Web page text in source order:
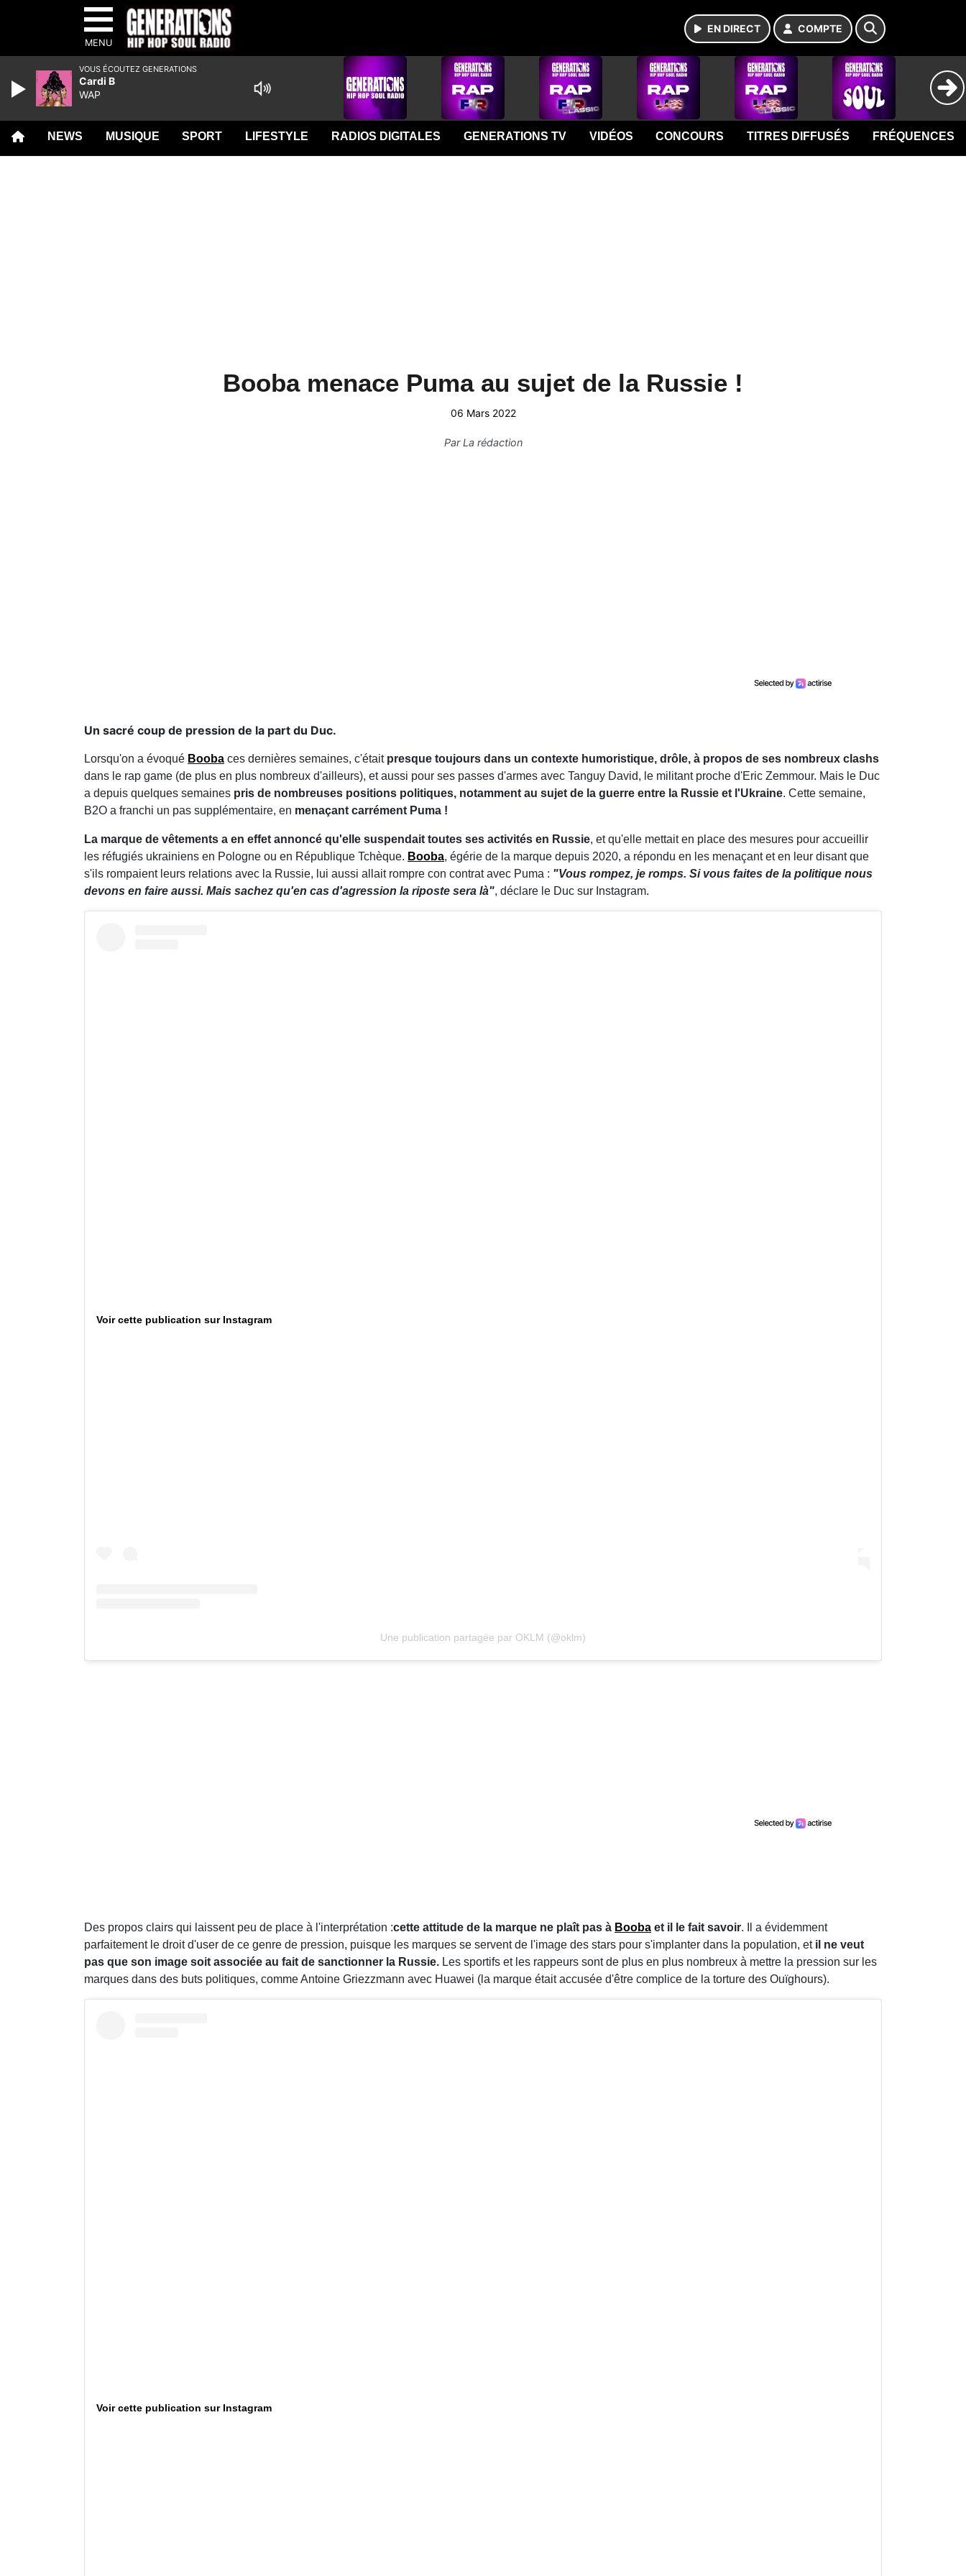
MENU
EN DIRECT COMPTE
NEWS MUSIQUE SPORT LIFESTYLE RADIOS DIGITALES GENERATIONS TV VIDÉOS CONCOURS TITRES DIFFUSÉS FRÉQUENCES
Booba menace Puma au sujet de la Russie !
06 Mars 2022
ParLa rédaction
Un sacré coup de pression de la part du Duc.
Lorsqu'on a évoqué Booba ces dernières semaines, c'était presque toujours dans un contexte humoristique, drôle, à propos de ses nombreux clashs
dans le rap game (de plus en plus nombreux d'ailleurs), et aussi pour ses passes d'armes avec Tanguy David, le militant proche d'Eric Zemmour. Mais le Duc
a depuis quelques semaines pris de nombreuses positions politiques, notamment au sujet de la guerre entre la Russie et l'Ukraine. Cette semaine,
B2O a franchi un pas supplémentaire, en menaçant carrément Puma !
La marque de vêtements a en effet annoncé qu'elle suspendait toutes ses activités en Russie, et qu'elle mettait en place des mesures pour accueillir
les réfugiés ukrainiens en Pologne ou en République Tchèque. Booba, égérie de la marque depuis 2020, a répondu en les menaçant et en leur disant que
s'ils rompaient leurs relations avec la Russie, lui aussi allait rompre con contrat avec Puma : "Vous rompez, je romps. Si vous faites de la politique nous
devons en faire aussi. Mais sachez qu'en cas d'agression la riposte sera là", déclare le Duc sur Instagram.
Voir cette publication sur Instagram
Une publication partagée par OKLM (@oklm)
Des propos clairs qui laissent peu de place à l'interprétation :cette attitude de la marque ne plaît pas à Booba et il le fait savoir. Il a évidemment
parfaitement le droit d'user de ce genre de pression, puisque les marques se servent de l'image des stars pour s'implanter dans la population, etil ne veut
pas que son image soit associée au fait de sanctionner la Russie. Les sportifs et les rappeurs sont de plus en plus nombreux à mettre la pression sur les
marques dans des buts politiques, comme Antoine Griezzmann avec Huawei (la marque était accusée d'être complice de la torture des Ouïghours).
Voir cette publication sur Instagram
VOUS ÉCOUTEZ GENERATIONS
Cardi B
WAP